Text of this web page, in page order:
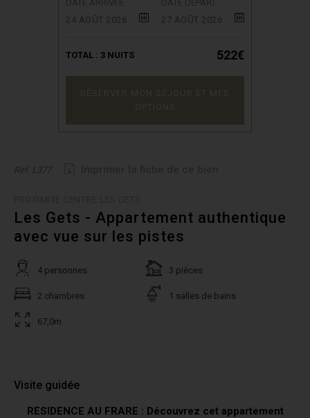
24 AOÛT 2026
27 AOÛT 2026
TOTAL : 3 NUITS 522€
Réf. L377
Les Gets - Appartement authentique
avec vue sur les pistes
4 personnes 3 pièces
2 chambres 1 salles de bains
67,0m
Visite guidée
RESIDENCE AU FRARE : Découvrez cet appartement